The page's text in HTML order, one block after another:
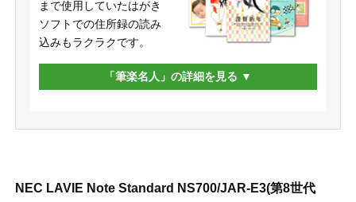
まで使用していたはがき
ソフトでの住所録の読み
込みもラクラクです。
「筆楽名人」の詳細を見る
NEC LAVIE Note Standard NS700/JAR-E3(第8世代